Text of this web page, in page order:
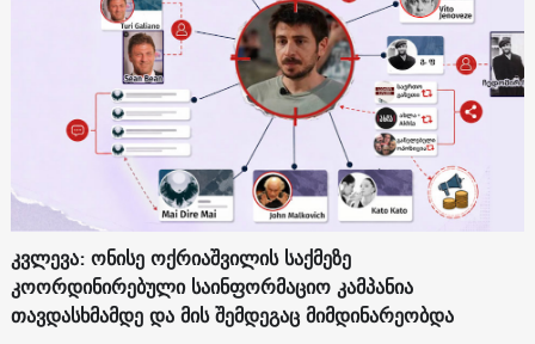
კვლევა: ონისე ოქრიაშვილის საქმეზე
კოორდინირებული საინფორმაციო კამპანია
თავდასხმამდე და მის შემდეგაც მიმდინარეობდა